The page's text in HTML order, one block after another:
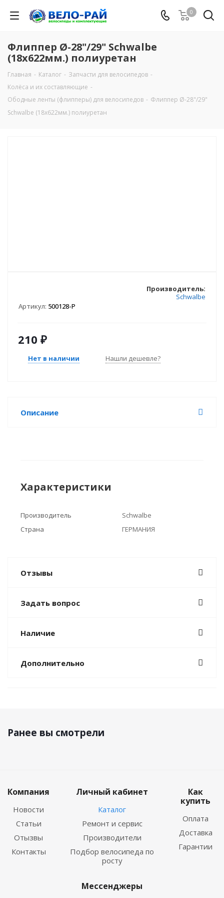
0
Флиппер Ø-28"/29" Schwalbe
(18х622мм.) полиуретан
Главная - Каталог - Запчасти для велосипедов -
Колёса и их составляющие -
Ободные ленты (флипперы) для велосипедов - Флиппер Ø-28"/29"
Schwalbe (18х622мм.) полиуретан
Артикул: 500128-P
Производитель:
Schwalbe
210 ₽
Нет в наличии Нашли дешевле?
Описание
Характеристики
Производитель
Schwalbe
Страна
ГЕРМАНИЯ
Отзывы
Задать вопрос
Наличие
Дополнительно
Ранее вы смотрели
Компания
Новости
Статьи
Отызвы
Контакты
Личный кабинет
Каталог
Ремонт и сервис
Производители
Подбор велосипеда по
росту
Как
купить
Оплата
Доставка
Гарантии
Мессенджеры